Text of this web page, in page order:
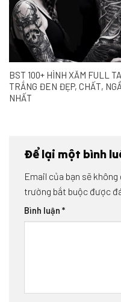
BST 100+ HÌNH XĂM FULL
TRẮNG ĐEN ĐẸP, CHẤT,
NHẤT
Để lại một bình
Email của bạn sẽ
trường bắt buộc được
Bình luận *